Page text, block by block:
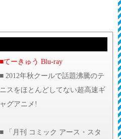
■てーきゅう Blu-ray
■ 2012年秋クールで話題沸騰のテ
ニスをほとんどしてない超高速ギ
ャグアニメ!
■ 「月刊 コミック アース・スタ